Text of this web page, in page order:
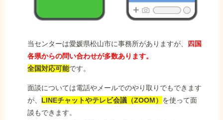
当センターは愛媛県松山市に事務所がありますが、
四国
各県からの問い合わせが多数あります。
全国対応可能です。
面談については電話やメールでのやり取りでもできます
が、 LINEチャットやテレビ会議（ZOOM） を使って面
談もできます。